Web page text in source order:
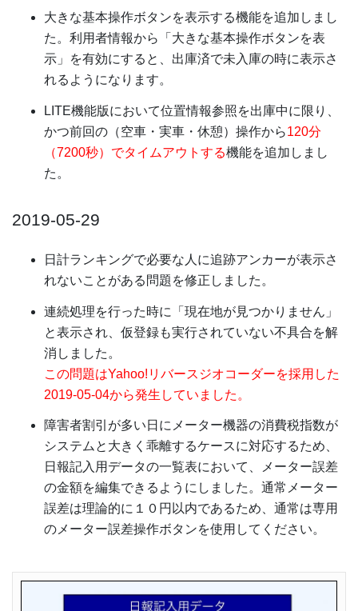
大きな基本操作ボタンを表示する機能を追加しまし
た。利用者情報から「大きな基本操作ボタンを表
示」を有効にすると、出庫済で未入庫の時に表示さ
れるようになります。
LITE機能版において位置情報参照を出庫中に限り、
かつ前回の（空車・実車・休憩）操作から120分
（7200秒）でタイムアウトする機能を追加しまし
た。
2019-05-29
日計ランキングで必要な人に追跡アンカーが表示さ
れないことがある問題を修正しました。
連続処理を行った時に「現在地が見つかりません」
と表示され、仮登録も実行されていない不具合を解
消しました。
この問題はYahoo!リバースジオコーダーを採用した
2019-05-04から発生していました。
障害者割引が多い日にメーター機器の消費税指数が
システムと大きく乖離するケースに対応するため、
日報記入用データの一覧表において、メーター誤差
の金額を編集できるようにしました。通常メーター
誤差は理論的に１０円以内であるため、通常は専用
のメーター誤差操作ボタンを使用してください。